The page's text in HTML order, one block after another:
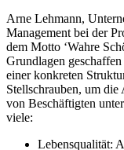
Arne Lehmann,
Management bei der
dem Motto ‘Wahre
Grundlagen
einer konkreten
Stellschrauben, um
von Beschäftigten
viele:
Lebensqualität: